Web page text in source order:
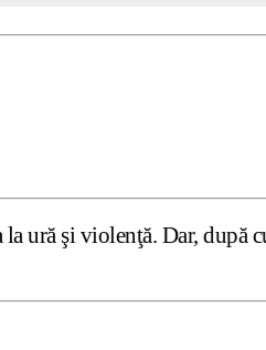
Dar, după cum